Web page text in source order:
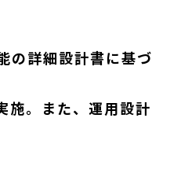
の詳細設計書に基づ
施。また、運用設計